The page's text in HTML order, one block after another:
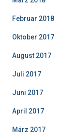
Februar 2018
Oktober 2017
August 2017
Juli 2017
Juni 2017
April 2017
März 2017